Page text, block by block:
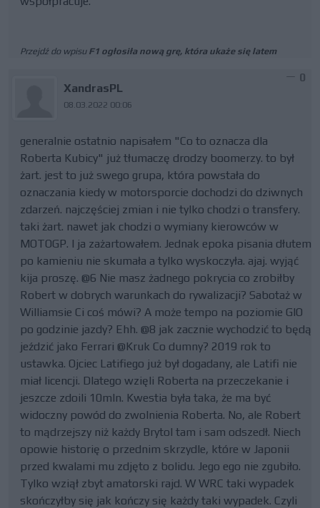
Przejdź do wpisu F1 ogłosiła nową grę, która ukaże się latem
XandrasPL
08.03.2022 00:06
0
generalnie ostatnio napisałem "Co to oznacza dla
Roberta Kubicy" już tłumaczę drodzy boomerzy. to był
żart. jest to już swego grupa, która powstała do
oznaczania kiedy w motorsporcie dochodzi do dziwnych
zdarzeń. najczęściej zmian i nie tylko chodzi o transfery.
taki żart. nawet jak chodzi o wymiany kierowców w
MOTOGP. I ja zażartowałem. Jednak epoka pisania dłutem
po kamieniu nie skumała a tylko wyskoczyła. ajaj. wyjąć
kija proszę. @6 Nie masz żadnego pokrycia co zrobiłby
Robert w dobrych warunkach do rywalizacji? Sabotaż w
Williamsie Ci coś mówi? A może tempo na poziomie GIO
po godzinie jazdy? Ehh. @8 jak zacznie wychodzić to będą
jeździć jako Ferrari @Kruk Co dumny? 2019 rok to
ustawka. Ojciec Latifiego już był dogadany, ale Latifi nie
miał licencji. Dlatego wzięli Roberta na przeczekanie i
jeszcze zdoili 10mln. Kwestia była taka, że ma być
widoczny powód do zwolnienia Roberta. No, ale Robert
to mądrzejszy niż każdy Brytol tam i sam odszedł. Niech
opowie historię o przednim skrzydle, które w Japonii
przed kwalami mu zdjęto z bolidu. Jego ego nie zgubiło.
Tylko wziął zbyt amatorski rajd. W WRC taki wypadek
skończyłby się jak kończy się każdy taki wypadek. Czyli